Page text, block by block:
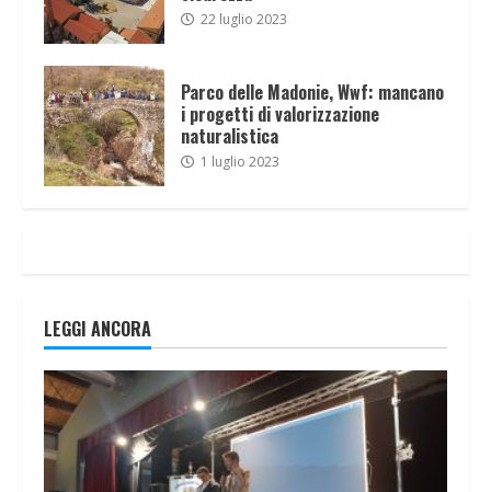
22 luglio 2023
Parco delle Madonie, Wwf: mancano
i progetti di valorizzazione
naturalistica
1 luglio 2023
LEGGI ANCORA